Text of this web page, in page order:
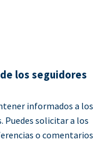
los seguidores
informados a los
Puedes solicitar a los
o comentarios